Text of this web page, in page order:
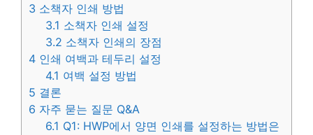
3 소책자 인쇄 방법
3.1 소책자 인쇄 설정
3.2 소책자 인쇄의 장점
4 인쇄 여백과 테두리 설정
4.1 여백 설정 방법
5 결론
6 자주 묻는 질문 Q&A
6.1 Q1: HWP에서 양면 인쇄를 설정하는 방법은